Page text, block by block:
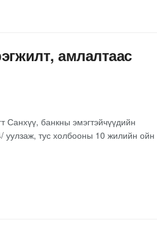
амлалтаас
банкны эмэгтэйчүүдийн
тус холбооны 10 жилийн ойн